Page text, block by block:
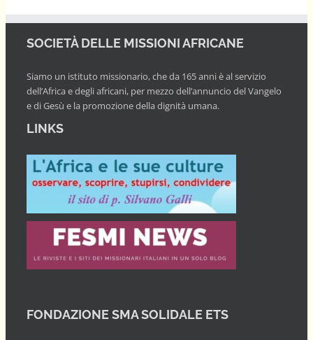
SOCIETÀ DELLE MISSIONI AFRICANE
Siamo un istituto missionario, che da 165 anni è al servizio
dell’Africa e degli africani, per mezzo dell’annuncio del Vangelo
e di Gesù e la promozione della dignità umana.
LINKS
FONDAZIONE SMA SOLIDALE ETS